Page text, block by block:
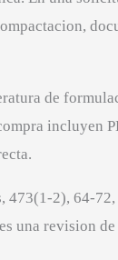
de
incluyen
2), 64-
una revision